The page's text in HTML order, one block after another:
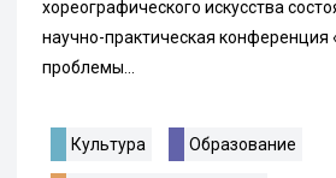
хореографического искусства
научно-практическая
проблемы...
Культура Образование